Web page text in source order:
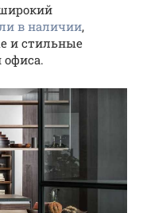
в наличии,
и стильные